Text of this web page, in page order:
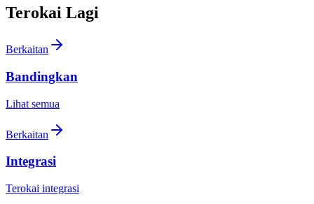
Terokai Lagi
Berkaitan
Bandingkan
Lihat semua
Berkaitan
Integrasi
Terokai integrasi